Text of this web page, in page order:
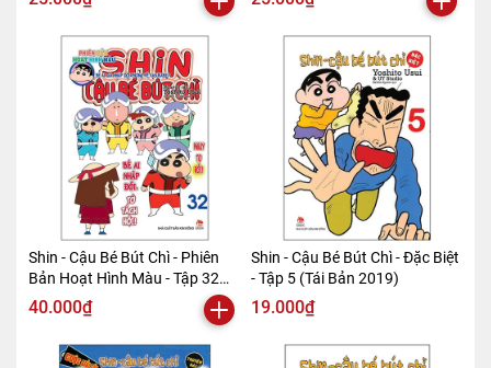
Shin - Cậu Bé Bút Chì - Phiên
Bản Hoạt Hình Màu - Tập 32
(Tái Bản 2019)
40.000₫
Shin - Cậu Bé Bút Chì - Đặc Biệt
- Tập 5 (Tái Bản 2019)
19.000₫